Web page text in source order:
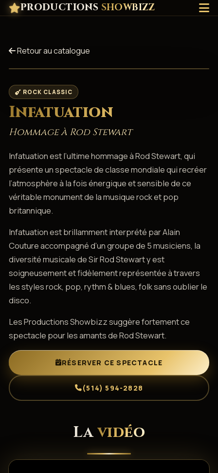
PRODUCTIONS SHOWBIZZ
Retour au catalogue
ROCK CLASSIC
Infatuation
Hommage à Rod Stewart
Infatuation est l’ultime hommage à Rod Stewart, qui
présente un spectacle de classe mondiale qui recréer
l’atmosphère à la fois énergique et sensible de ce
véritable monument de la musique rock et pop
britannique.
Infatuation est brillamment interprété par Alain
Couture accompagné d’un groupe de 5 musiciens, la
diversité musicale de Sir Rod Stewart y est
soigneusement et fidèlement représentée à travers
les styles rock, pop, rythm & blues, folk sans oublier le
disco.
Les Productions Showbizz suggère fortement ce
spectacle pour les amants de Rod Stewart.
RÉSERVER CE SPECTACLE
(514) 594-2828
Lavidéo